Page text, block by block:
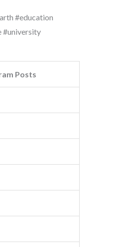
#education
#university
Posts